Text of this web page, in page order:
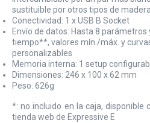
sustituible por otros tipos de
Conectividad: 1 x USB B Socket
Envío de datos: Hasta 8
tiempo**, valores mín./máx. y
personalizables
Memoria interna: 1 setup
Dimensiones: 246 x 100 x 62 mm
Peso: 626g
*: no incluido en la caja, disponible
tienda web de Expressive E